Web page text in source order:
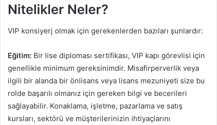
Nitelikler Neler?
VIP konsiyerj olmak için gerekenlerden bazıları şunlardır:
Eğitim: Bir lise diploması sertifikası, VIP kapı görevlisi için
genellikle minimum gereksinimdir. Misafirperverlik veya
ilgili bir alanda bir önlisans veya lisans mezuniyeti size bu
rolde başarılı olmanız için gereken bilgi ve becerileri
sağlayabilir. Konaklama, işletme, pazarlama ve satış
kursları, sektörü ve müşterilerinizin ihtiyaçlarını